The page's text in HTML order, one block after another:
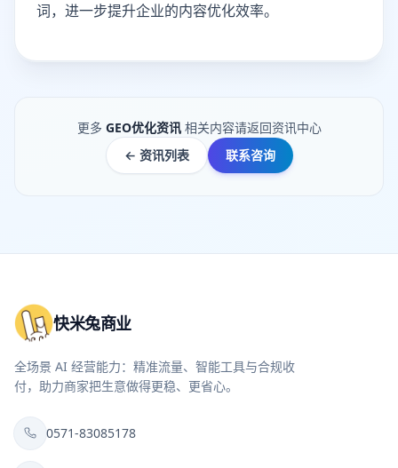
词，进一步提升企业的内容优化效率。
更多 GEO优化资讯 相关内容请返回资讯中心
← 资讯列表
联系咨询
快米兔商业
全场景 AI 经营能力：精准流量、智能工具与合规收
付，助力商家把生意做得更稳、更省心。
0571-83085178